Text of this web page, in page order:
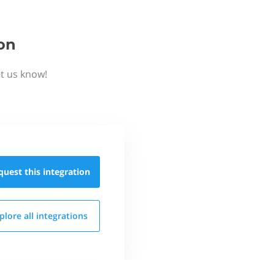
us know!
this integration
all integrations